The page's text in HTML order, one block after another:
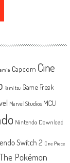
Capcom Cine
Famitsu Game Freak
Marvel Studios MCU
Nintendo Download
Switch 2 One Piece
The Pokémon